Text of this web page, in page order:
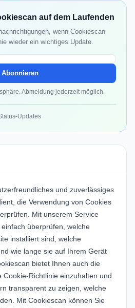
auf dem Laufenden
wenn Cookiescan
wieder ein wichtiges Update.
Abonnieren
Abmeldung jederzeit möglich.
Updates
und zuverlässiges
die Verwendung von Cookies
Mit unserem Service
überprüfen, welche
installiert sind, welche
wie lange sie auf Ihrem Gerät
bietet Ihnen auch die
Cookie-Richtlinie einzuhalten und
transparent zu zeigen, welche
Mit Cookiescan können Sie